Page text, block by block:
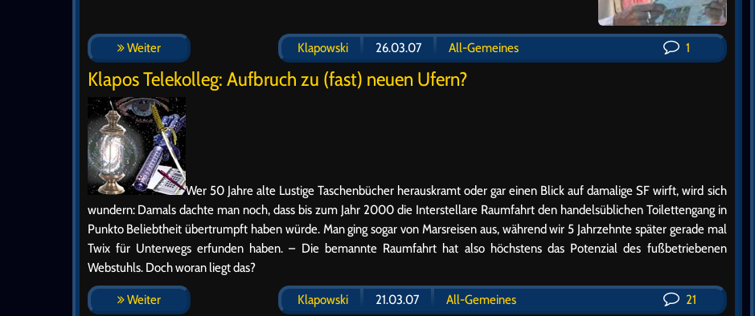
Weiter Klapowski 26.03.07 All-Gemeines 1
Klapos Telekolleg: Aufbruch zu (fast) neuen Ufern?
Wer 50 Jahre alte Lustige Taschenbücher herauskramt oder gar einen Blick auf damalige SF wirft, wird sich
wundern: Damals dachte man noch, dass bis zum Jahr 2000 die Interstellare Raumfahrt den handelsüblichen Toilettengang in
Punkto Beliebtheit übertrumpft haben würde. Man ging sogar von Marsreisen aus, während wir 5 Jahrzehnte später gerade mal
Twix für Unterwegs erfunden haben. – Die bemannte Raumfahrt hat also höchstens das Potenzial des fußbetriebenen
Webstuhls. Doch woran liegt das?
Weiter Klapowski 21.03.07 All-Gemeines 21